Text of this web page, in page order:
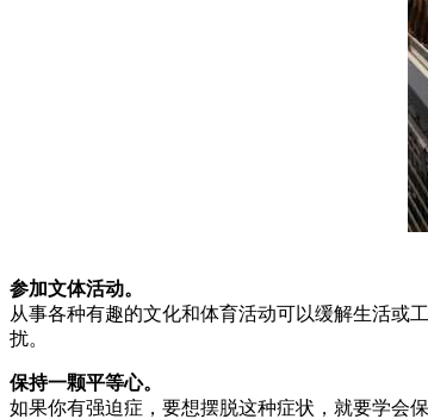
参加文体活动。
从事各种有趣的文化和体育活动可以缓解生活或
扰。
保持一颗平等心。
如果你有强迫症，要想摆脱这种症状，就要学会